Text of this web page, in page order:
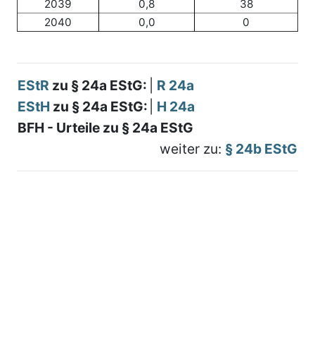
2039 0,8
38
2040
0,0 0
EStR zu § 24a EStG:
R 24a
EStH zu § 24a EStG:
H 24a
BFH - Urteile zu § 24a EStG
weiter zu: § 24b EStG